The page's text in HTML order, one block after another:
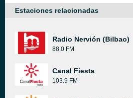
Estaciones relacionadas
Radio Nervión (Bilbao)
88.0 FM
Canal Fiesta
103.9 FM